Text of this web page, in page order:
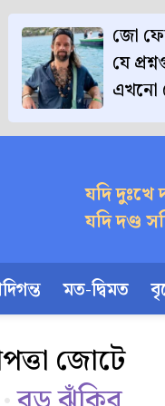
জো
যে
এখনো
যদি দুঃখে
যদি দণ্ড
মত-দ্বিমত
জোটে